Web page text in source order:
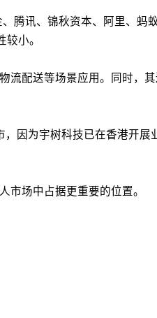
腾讯、锦秋资本、阿里、蚂
小。
配送等场景应用。同时，
因为宇树科技已在香港开
市场中占据更重要的位置。